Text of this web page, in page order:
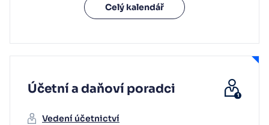
Celý kalendář
Účetní a daňoví poradci
Vedení účetnictví